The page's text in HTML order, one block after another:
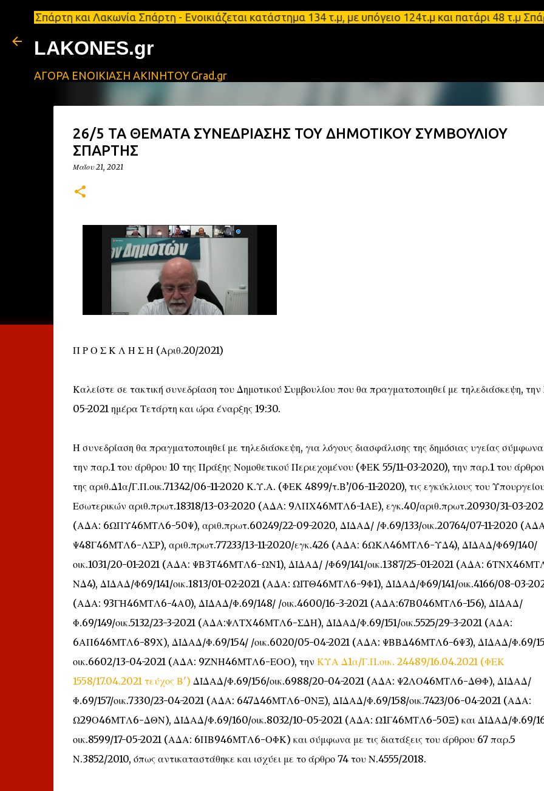
Μετάβαση στο κύριο περιεχόμενο
και Λακωνία Σπάρτη - Ενοικιάζεται κατάστημα 134 τ.μ, με υπόγειο 124τ.μ και πατάρι 48 τ.μ
LAKONES.gr
ΑΓΟΡΑ ΕΝΟΙΚΙΑΣΗ ΑΚΙΝΗΤΟΥ Grad.gr
26/5 ΤΑ ΘΕΜΑΤΑ ΣΥΝΕΔΡΙΑΣΗΣ ΤΟΥ ΔΗΜΟΤΙΚΟΥ ΣΥΜΒΟΥΛΙΟΥ
ΣΠΑΡΤΗΣ
Μαΐου 21, 2021
Π Ρ Ο Σ Κ Λ Η Σ Η (Αριθ.20/2021)
Καλείστε σε τακτική συνεδρίαση του Δημοτικού Συμβουλίου που θα πραγματοποιηθεί με τηλεδιάσκεψη,
05-2021 ημέρα Τετάρτη και ώρα έναρξης 19:30.
Η συνεδρίαση θα πραγματοποιηθεί με τηλεδιάσκεψη, για λόγους διασφάλισης της δημόσιας υγείας
την παρ.1 του άρθρου 10 της Πράξης Νομοθετικού Περιεχομένου (ΦΕΚ 55/11-03-2020), την παρ.1 του
της αριθ.Δ1α/Γ.Π.οικ.71342/06-11-2020 Κ.Υ.Α. (ΦΕΚ 4899/τ.Β’/06-11-2020), τις εγκύκλιους του
Εσωτερικών αριθ.πρωτ.18318/13-03-2020 (ΑΔΑ: 9ΛΠΧ46ΜΤΛ6-1ΑΕ), εγκ.40/αριθ.πρωτ.20930/31-03-
(ΑΔΑ: 6ΩΠΥ46ΜΤΛ6-50Ψ), αριθ.πρωτ.60249/22-09-2020, ΔΙΔΑΔ/ /Φ.69/133/οικ.20764/07-11-2020
Ψ48Γ46ΜΤΛ6-ΛΣΡ), αριθ.πρωτ.77233/13-11-2020/εγκ.426 (ΑΔΑ: 6ΩΚΛ46ΜΤΛ6-ΥΔ4), ΔΙΔΑΔ/Φ69/140/
οικ.1031/20-01-2021 (ΑΔΑ: ΨΒ3Τ46ΜΤΛ6-ΩΝ1), ΔΙΔΑΔ/ /Φ69/141/οικ.1387/25-01-2021 (ΑΔΑ:
ΝΔ4), ΔΙΔΑΔ/Φ69/141/οικ.1813/01-02-2021 (ΑΔΑ: ΩΙΤΘ46ΜΤΛ6-9Φ1), ΔΙΔΑΔ/Φ69/141/οικ.4166/08-03-
(ΑΔΑ: 93ΓΗ46ΜΤΛ6-4Α0), ΔΙΔΑΔ/Φ.69/148/ /οικ.4600/16-3-2021 (ΑΔΑ:67Β046ΜΤΛ6-156), ΔΙΔΑΔ/
Φ.69/149/οικ.5132/23-3-2021 (ΑΔΑ:ΨΛΤΧ46ΜΤΛ6-ΣΔΗ), ΔΙΔΑΔ/Φ.69/151/οικ.5525/29-3-2021 (ΑΔΑ:
6ΑΠ646ΜΤΛ6-89Χ), ΔΙΔΑΔ/Φ.69/154/ /οικ.6020/05-04-2021 (ΑΔΑ: ΨΒΒΔ46ΜΤΛ6-6Ψ3), ΔΙΔΑΔ/Φ.69/
οικ.6602/13-04-2021 (ΑΔΑ: 9ΖΝΗ46ΜΤΛ6-ΕΟΟ), την ΚΥΑ Δ1α/Γ.Π.οικ. 24489/16.04.2021 (ΦΕΚ
1558/17.04.2021 τεύχος Β') ΔΙΔΑΔ/Φ.69/156/οικ.6988/20-04-2021 (ΑΔΑ: Ψ2ΛΟ46ΜΤΛ6-ΔΘΦ), ΔΙΔΑΔ/
Φ.69/157/οικ.7330/23-04-2021 (ΑΔΑ: 647Δ46ΜΤΛ6-0ΝΞ), ΔΙΔΑΔ/Φ.69/158/οικ.7423/06-04-2021 (ΑΔΑ:
Ω29Ο46ΜΤΛ6-ΔΘΝ), ΔΙΔΑΔ/Φ.69/160/οικ.8032/10-05-2021 (ΑΔΑ: Ω1Γ46ΜΤΛ6-50Ξ) και ΔΙΔΑΔ/Φ.69/
οικ.8599/17-05-2021 (ΑΔΑ: 6ΠΒ946ΜΤΛ6-ΟΦΚ) και σύμφωνα με τις διατάξεις του άρθρου 67 παρ.5
Ν.3852/2010, όπως αντικαταστάθηκε και ισχύει με το άρθρο 74 του Ν.4555/2018.